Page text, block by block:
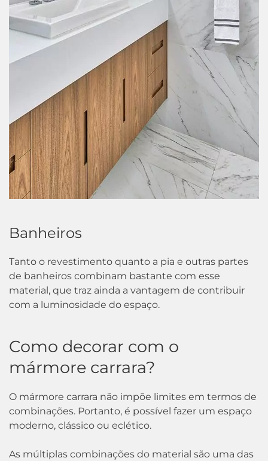
Banheiros
Tanto o revestimento quanto a pia e outras partes
de banheiros combinam bastante com esse
material, que traz ainda a vantagem de contribuir
com a luminosidade do espaço.
Como decorar com o
mármore carrara?
O mármore carrara não impõe limites em termos de
combinações. Portanto, é possível fazer um espaço
moderno, clássico ou eclético.
As múltiplas combinações do material são uma das